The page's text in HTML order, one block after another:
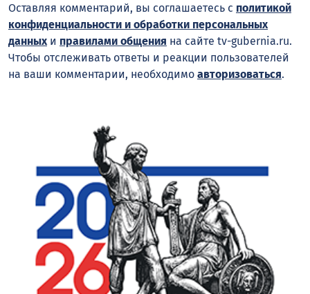
Оставляя комментарий, вы соглашаетесь с политикой
конфиденциальности и обработки персональных
данных и правилами общения на сайте tv-gubernia.ru.
Чтобы отслеживать ответы и реакции пользователей
на ваши комментарии, необходимо авторизоваться.